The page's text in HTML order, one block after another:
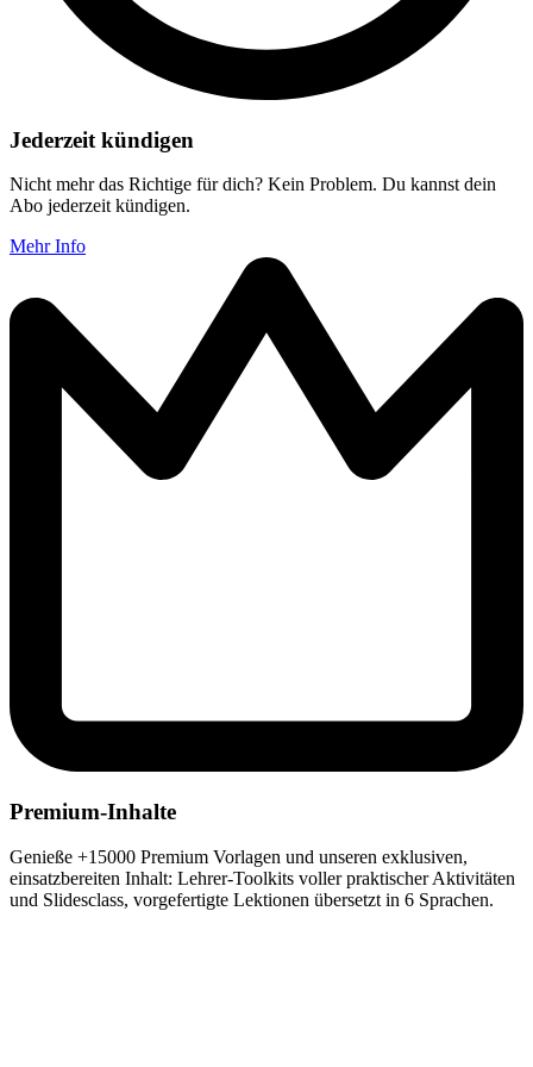
Jederzeit kündigen
Nicht mehr das Richtige für dich? Kein Problem. Du kannst dein
Abo jederzeit kündigen.
Mehr Info
Premium-Inhalte
Genieße +15000 Premium Vorlagen und unseren exklusiven,
einsatzbereiten Inhalt: Lehrer-Toolkits voller praktischer Aktivitäten
und Slidesclass, vorgefertigte Lektionen übersetzt in 6 Sprachen.